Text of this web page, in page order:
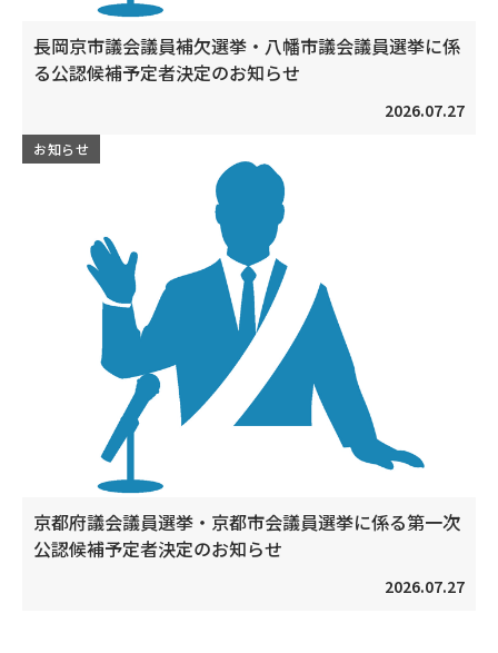
長岡京市議会議員補欠選挙・八幡市議会議員選挙に係
る公認候補予定者決定のお知らせ
2026.07.27
お知らせ
京都府議会議員選挙・京都市会議員選挙に係る第一次
公認候補予定者決定のお知らせ
2026.07.27